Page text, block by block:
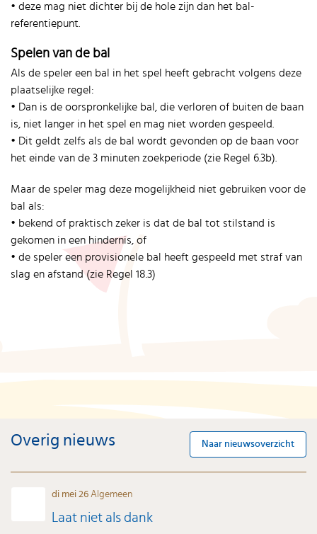
• deze mag niet dichter bij de hole zijn dan het bal-
referentiepunt.
Spelen van de bal
Als de speler een bal in het spel heeft gebracht volgens deze
plaatselijke regel:
• Dan is de oorspronkelijke bal, die verloren of buiten de baan
is, niet langer in het spel en mag niet worden gespeeld.
• Dit geldt zelfs als de bal wordt gevonden op de baan voor
het einde van de 3 minuten zoekperiode (zie Regel 6.3b).
Maar de speler mag deze mogelijkheid niet gebruiken voor de
bal als:
• bekend of praktisch zeker is dat de bal tot stilstand is
gekomen in een hindernis, of
• de speler een provisionele bal heeft gespeeld met straf van
slag en afstand (zie Regel 18.3)
Overig nieuws Naar nieuwsoverzicht
di mei 26Algemeen
Laat niet als dank